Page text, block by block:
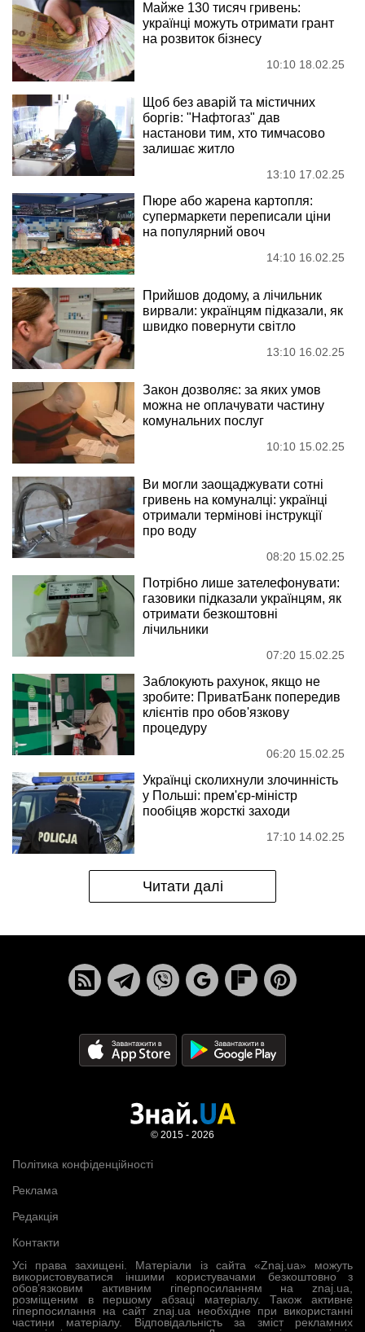
Майже 130 тисяч гривень:
українці можуть отримати грант
на розвиток бізнесу
10:10 18.02.25
Щоб без аварій та містичних
боргів: "Нафтогаз" дав
настанови тим, хто тимчасово
залишає житло
13:10 17.02.25
Пюре або жарена картопля:
супермаркети переписали ціни
на популярний овоч
14:10 16.02.25
Прийшов додому, а лічильник
вирвали: українцям підказали, як
швидко повернути світло
13:10 16.02.25
Закон дозволяє: за яких умов
можна не оплачувати частину
комунальних послуг
10:10 15.02.25
Ви могли заощаджувати сотні
гривень на комуналці: українці
отримали термінові інструкції
про воду
08:20 15.02.25
Потрібно лише зателефонувати:
газовики підказали українцям, як
отримати безкоштовні
лічильники
07:20 15.02.25
Заблокують рахунок, якщо не
зробите: ПриватБанк попередив
клієнтів про обов'язкову
процедуру
06:20 15.02.25
Українці сколихнули злочинність
у Польші: прем'єр-міністр
пообіцяв жорсткі заходи
17:10 14.02.25
Читати далі
Усі права захищені. Матеріали із сайта «Znaj.ua» можуть
використовуватися іншими користувачами безкоштовно з
обов’язковим активним гіперпосиланням на znaj.ua,
розміщеним в першому абзаці матеріалу. Також активне
гіперпосилання на сайт znaj.ua необхідне при використанні
частини матеріалу. Відповідальність за зміст рекламних
Політика конфіденційності
Реклама
Редакція
Контакти
© 2015 - 2026